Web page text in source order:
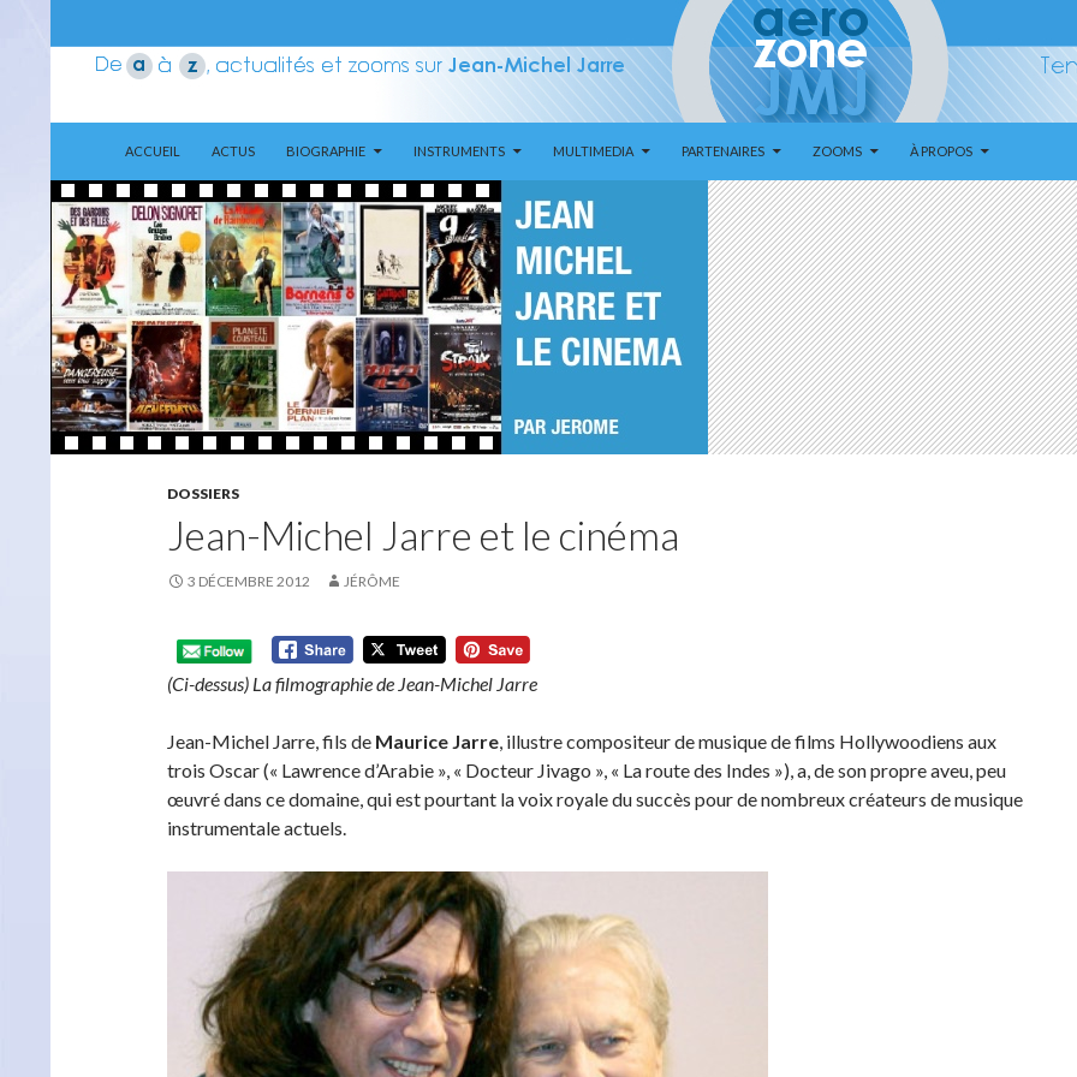
Aerozone JMJ
ACCUEIL
ACTUS BIOGRAPHIE INSTRUMENTS MULTIMEDIA PARTENAIRES ZOOMS À PROPOS
DOSSIERS
Jean-Michel Jarre et le cinéma
3 DÉCEMBRE 2012 JÉRÔME
(Ci-dessus) La filmographie de Jean-Michel Jarre
Jean-Michel Jarre, fils de Maurice Jarre, illustre compositeur de musique de films Hollywoodiens aux
trois Oscar (« Lawrence d’Arabie », « Docteur Jivago », « La route des Indes »), a, de son propre aveu, peu
œuvré dans ce domaine, qui est pourtant la voix royale du succès pour de nombreux créateurs de musique
instrumentale actuels.